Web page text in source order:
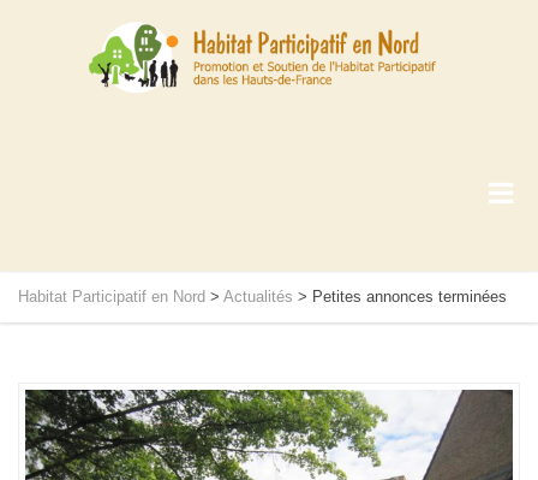
Habitat Participatif en Nord > Actualités > Petites annonces terminées